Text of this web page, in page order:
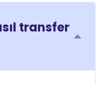
transfer